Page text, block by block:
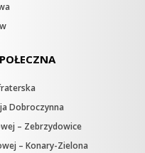
Dobroczynna
– Zebrzydowice
– Konary-Zielona